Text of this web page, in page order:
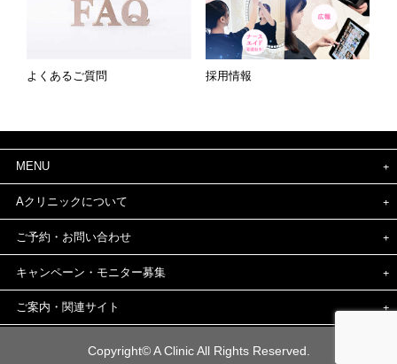
よくあるご質問 採用情報
MENU
Aクリニックについて
ご予約・お問い合わせ
キャンペーン・モニター募集
ご案内・関連サイト
Copyright© A Clinic All Rights Reserved.